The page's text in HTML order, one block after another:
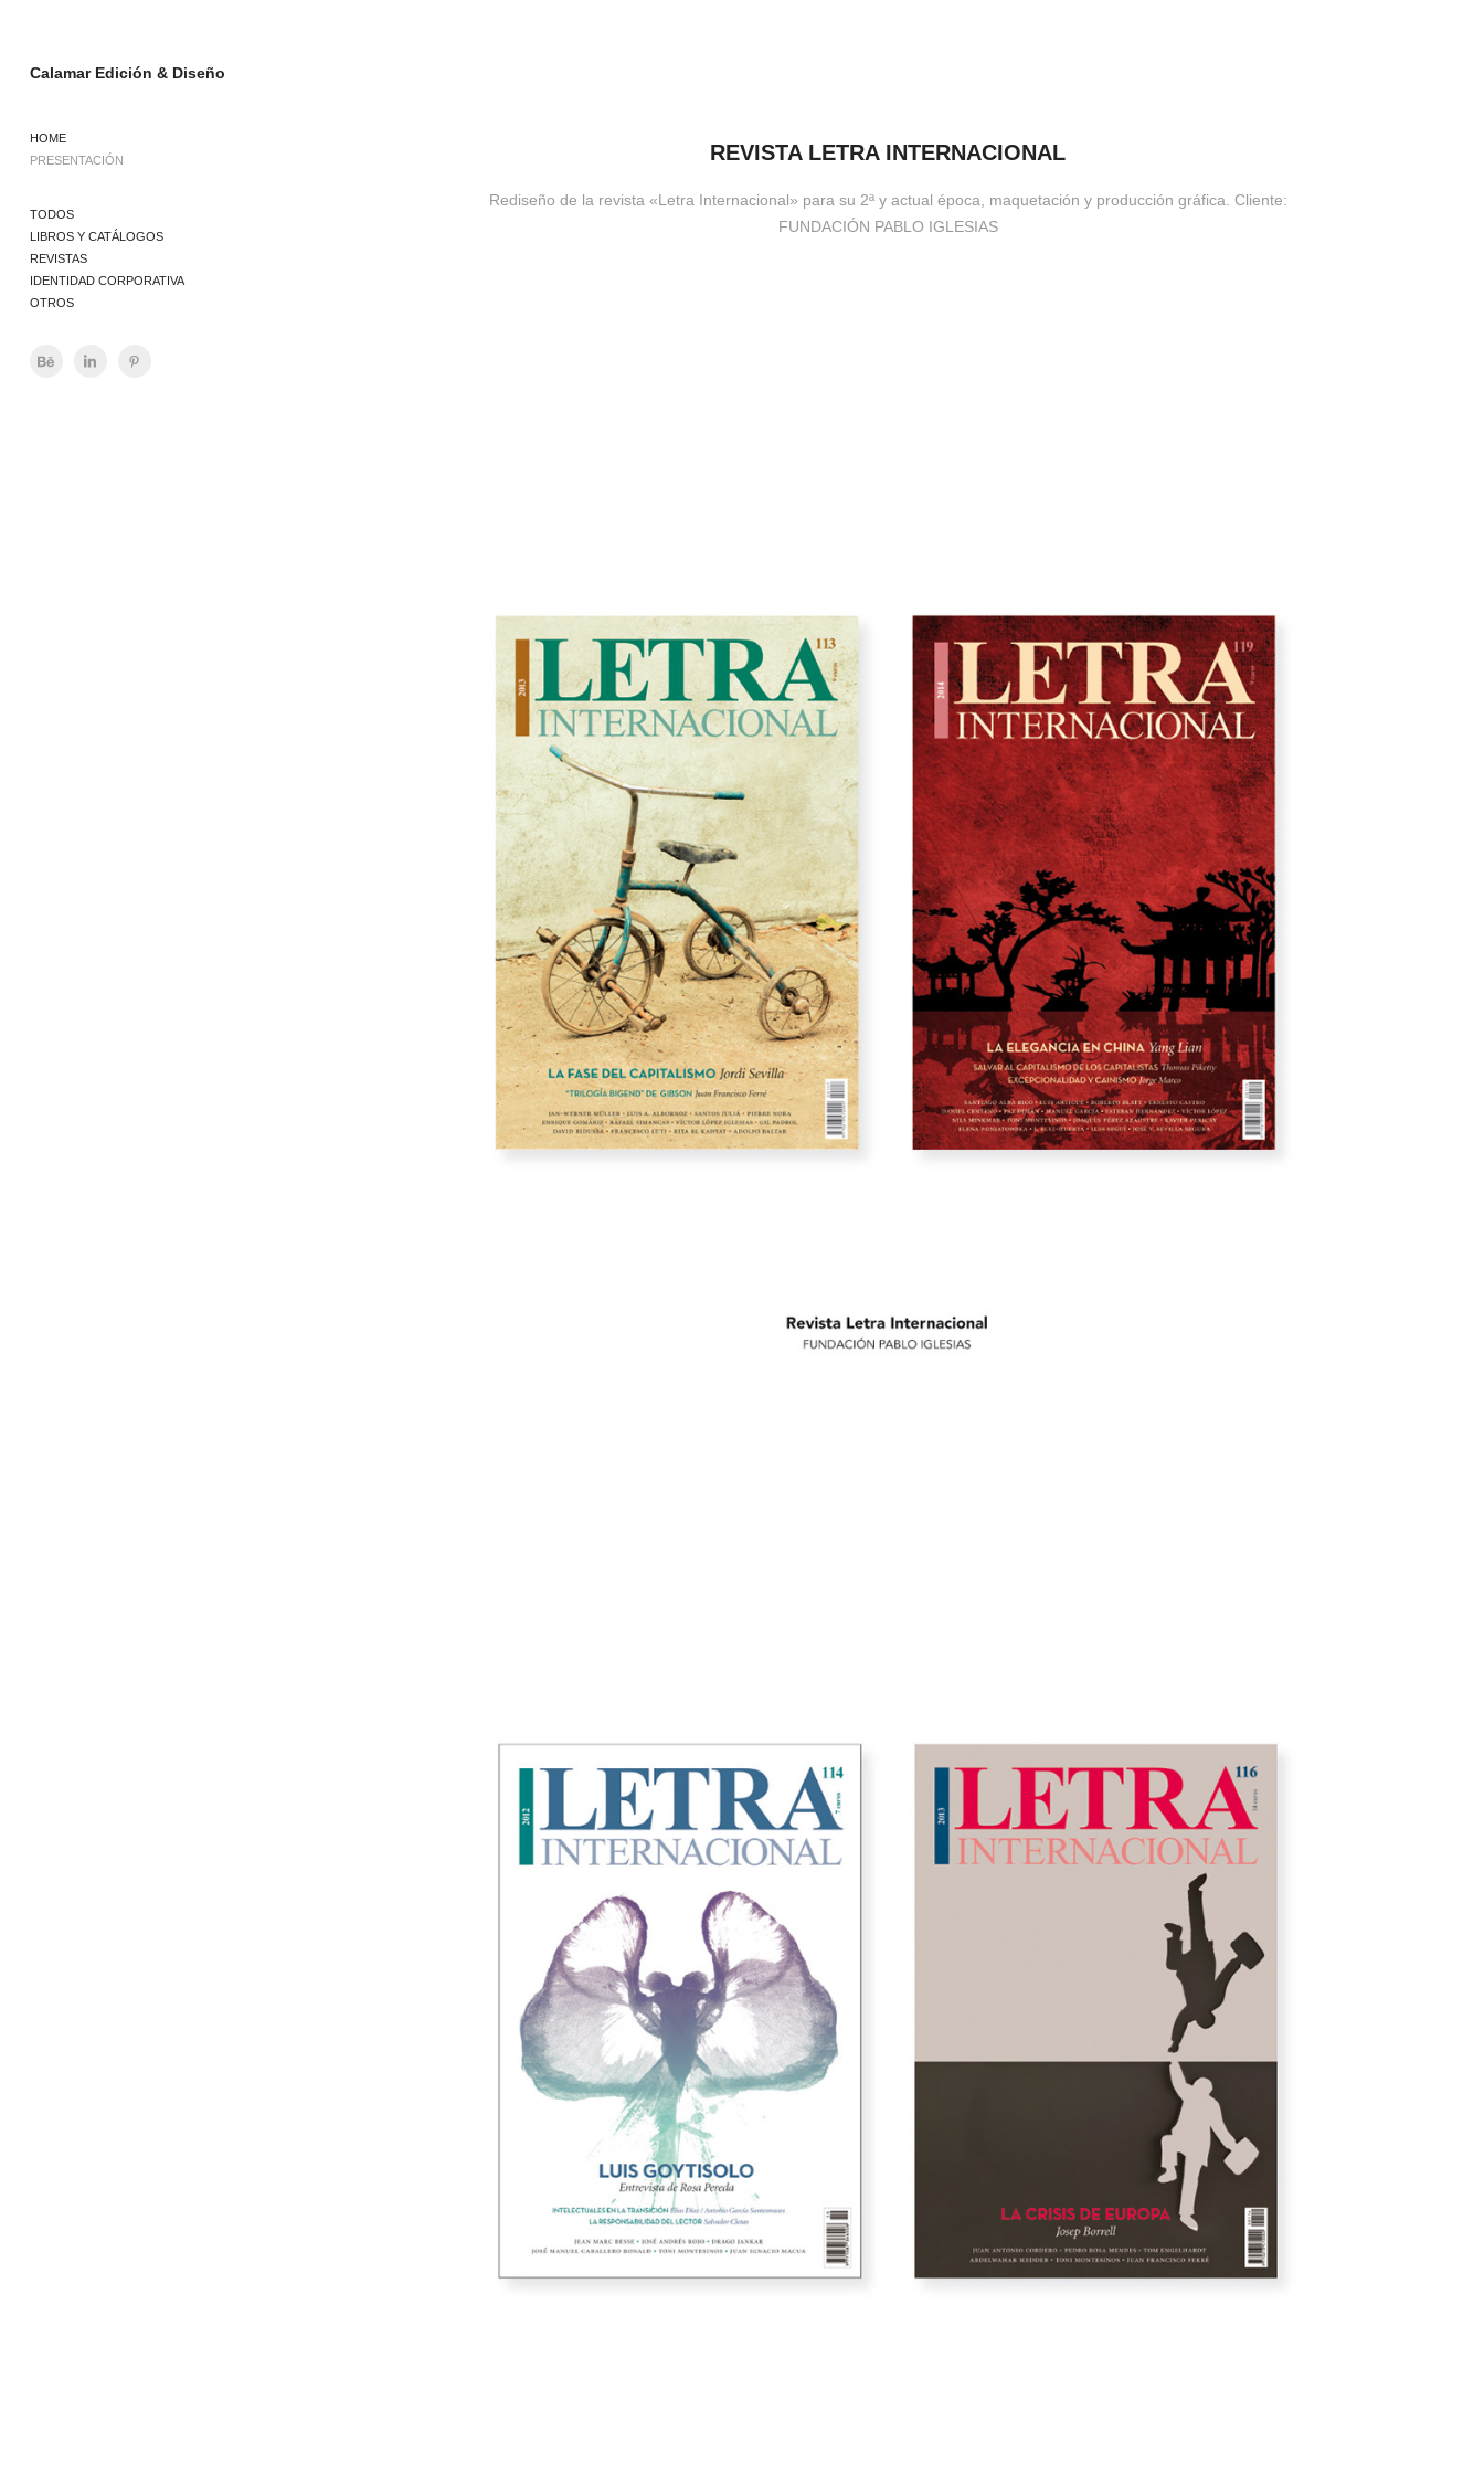
Calamar Edición & Diseño
HOME
PRESENTACIÓN
TODOS
LIBROS Y CATÁLOGOS
REVISTAS
IDENTIDAD CORPORATIVA
OTROS
REVISTA LETRA INTERNACIONAL
Rediseño de la revista «Letra Internacional» para su 2ª y actual época, maquetación y producción gráfica. Cliente:
FUNDACIÓN PABLO IGLESIAS